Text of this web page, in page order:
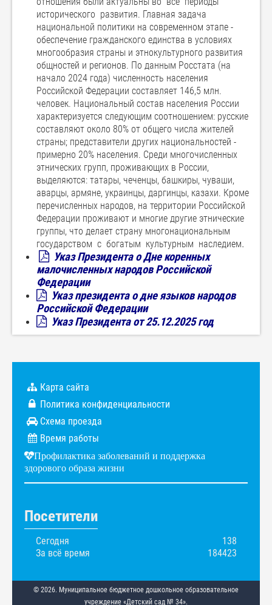
исторического развития. Главная задача
национальной политики на современном этапе -
обеспечение гражданского единства в условиях
многообразия страны и этнокультурного развития
общностей и регионов. По данным Росстата (на
начало 2024 года) численность населения
Российской Федерации составляет 146,5 млн.
человек. Национальный состав населения России
характеризуется следующим соотношением: русские
составляют около 80% от общего числа жителей
страны; представители других национальностей -
примерно 20% населения. Среди многочисленных
этнических групп, проживающих в России,
выделяются: татары, чеченцы, башкиры, чуваши,
аварцы, армяне, украинцы, даргинцы, казахи. Кроме
перечисленных народов, на территории Российской
Федерации проживают и многие другие этнические
группы, что делает страну многонациональным
государством с богатым культурным наследием.
Указ Президента о Дне коренных
малочисленных народов Российской
Федерации
Указ президента о дне языков народов
Российской Федерации
Указ Президента от 25.12.2025 год
Карта сайта
Политика конфиденциальности
Схема проезда
Время работы
Профилактика заболеваний и поддержка
здорового образа жизни
Посетители
Сегодня
138
За всё время
184423
© 2026. Муниципальное бюджетное дошкольное образовательное
учреждение «Детский сад № 34».